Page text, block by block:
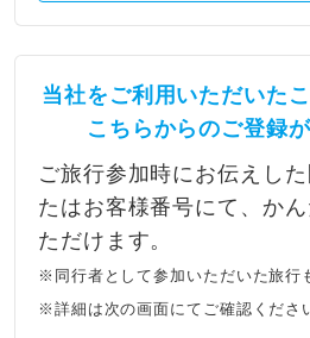
当社をご利用いただいた
こちらからのご登録
ご旅行参加時にお伝えし
たはお客様番号にて、か
ただけます。
※同行者として参加いただいた旅行
※詳細は次の画面にてご確認くださ